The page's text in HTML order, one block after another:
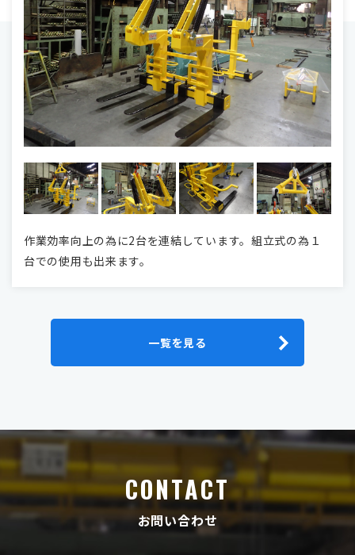
作業効率向上の為に2台を連結しています。組立式の為１
台での使用も出来ます。
一覧を見る
CONTACT
お問い合わせ